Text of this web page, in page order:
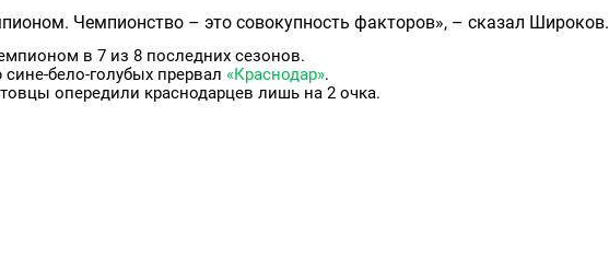
Чемпионство – это совокупность факторов», – сказал Широков.
в 7 из 8 последних сезонов.
сине-бело-голубых прервал «Краснодар».
опередили краснодарцев лишь на 2 очка.